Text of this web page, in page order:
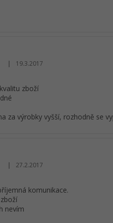
Hodnocení obchodu je 5 z 5
| 19.3.2017
zboží
za výrobky vyšší, rozhodně se
Hodnocení obchodu je 5 z 5
| 27.2.2017
komunikace.
nevím